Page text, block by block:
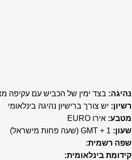
נהיגה: בצד ימין של הכביש עם עקיפה
רשיון: יש צורך ברישיון נהיגה בינלאומי
מטבע: אירו EURO
שעון: GMT + 1 (שעה פחות מישראל)
שפה רשמית:
קידומת בינלאומית: